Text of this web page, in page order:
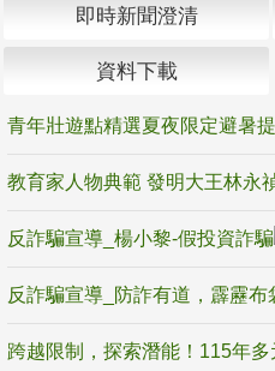
即時新聞澄清
資料下載
反詐騙宣導_楊小黎-假投資詐騙